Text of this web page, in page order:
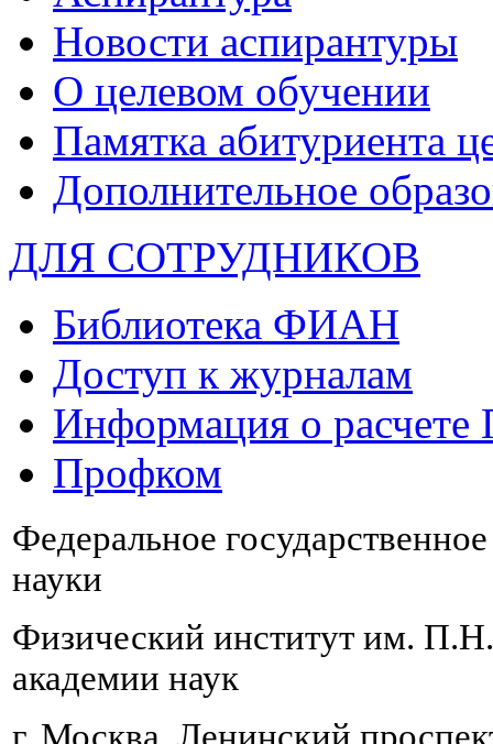
Новости аспирантуры
О целевом обучении
Памятка абитуриента
Дополнительное
ДЛЯ СОТРУДНИКОВ
Библиотека ФИАН
Доступ к журналам
Информация о
Профком
Федеральное
науки
Физический институт им.
академии наук